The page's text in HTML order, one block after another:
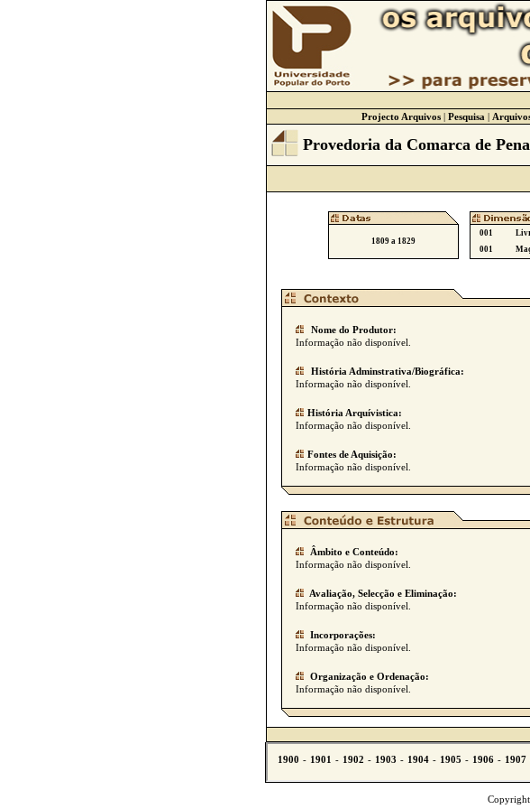
Projecto Arquivos| Pesquisa |
Provedoria da Comarca de
1809 a 1829
001
001
Nome do Produtor:
Informação não disponível.
História Adminstrativa/Biográfica:
Informação não disponível.
História Arquívistica:
Informação não disponível.
Fontes de Aquisição:
Informação não disponível.
Âmbito e Conteúdo:
Informação não disponível.
Avaliação, Selecção e Eliminação:
Informação não disponível.
Incorporações:
Informação não disponível.
Organização e Ordenação:
Informação não disponível.